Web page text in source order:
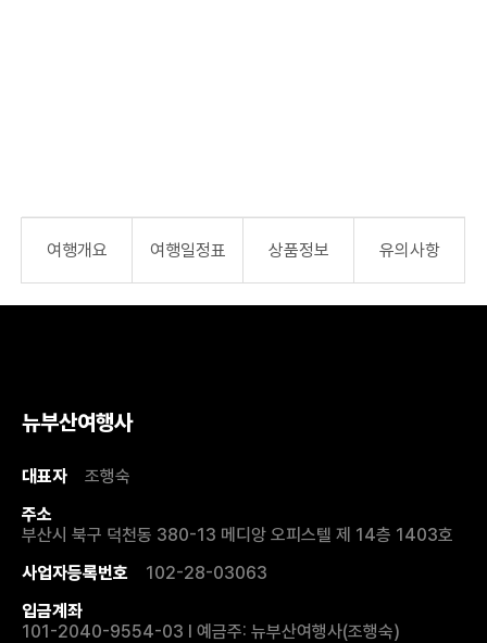
여행개요 여행일정표 상품정보 유의사항
뉴부산여행사
대표자
조행숙
주소
부산시 북구 덕천동 380-13 메디앙 오피스텔 제 14층 1403호
사업자등록번호
102-28-03063
입금계좌
101-2040-9554-03 I 예금주: 뉴부산여행사(조행숙)